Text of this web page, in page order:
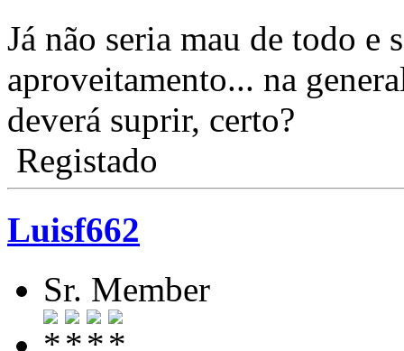
Já não seria mau de todo e
aproveitamento... na
deverá suprir, certo?
Registado
Luisf662
Sr. Member